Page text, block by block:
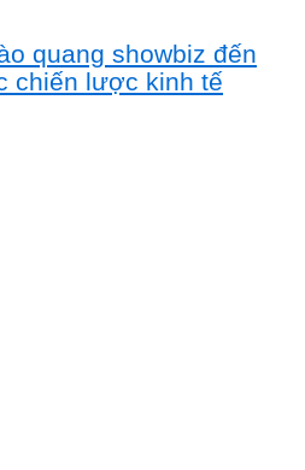
quang showbiz đến
chiến lược kinh tế